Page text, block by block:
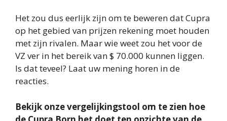
Het zou dus eerlijk zijn om te beweren dat Cupra
op het gebied van prijzen rekening moet houden
met zijn rivalen. Maar wie weet zou het voor de
VZ ver in het bereik van $ 70.000 kunnen liggen.
Is dat teveel? Laat uw mening horen in de
reacties.
Bekijk onze vergelijkingstool om te zien hoe